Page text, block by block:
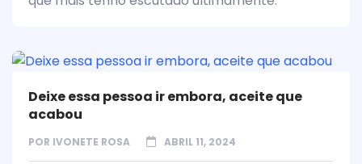
Deixe essa pessoa ir embora, aceite que
acabou
POR IVONETE ROSA ABRIL 11, 2024